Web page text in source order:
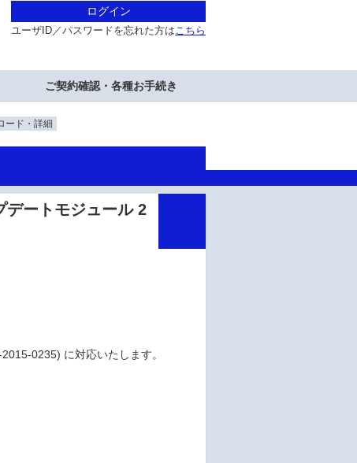
ログイン
ユーザID／パスワードを忘れた方はこちら
ご契約確認・各種お手続き
ード・詳細
ートモジュール 2
0235) に対応いたします。